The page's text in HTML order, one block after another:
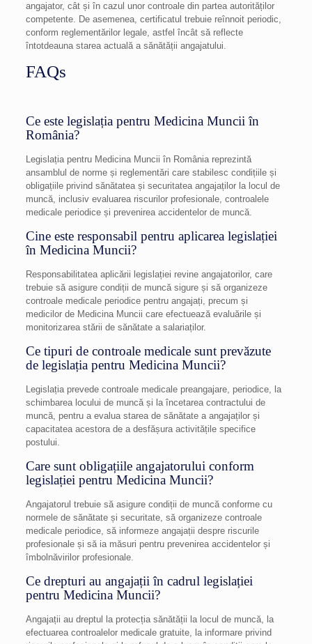
angajator, cât și în cazul unor controale din partea autorităților
competente. De asemenea, certificatul trebuie reînnoit periodic,
conform reglementărilor legale, astfel încât să reflecte
întotdeauna starea actuală a sănătății angajatului.
FAQs
Ce este legislația pentru Medicina Muncii în
România?
Legislația pentru Medicina Muncii în România reprezintă
ansamblul de norme și reglementări care stabilesc condițiile și
obligațiile privind sănătatea și securitatea angajaților la locul de
muncă, inclusiv evaluarea riscurilor profesionale, controalele
medicale periodice și prevenirea accidentelor de muncă.
Cine este responsabil pentru aplicarea legislației
în Medicina Muncii?
Responsabilitatea aplicării legislației revine angajatorilor, care
trebuie să asigure condiții de muncă sigure și să organizeze
controale medicale periodice pentru angajați, precum și
medicilor de Medicina Muncii care efectuează evaluările și
monitorizarea stării de sănătate a salariaților.
Ce tipuri de controale medicale sunt prevăzute
de legislația pentru Medicina Muncii?
Legislația prevede controale medicale preangajare, periodice, la
schimbarea locului de muncă și la încetarea contractului de
muncă, pentru a evalua starea de sănătate a angajaților și
capacitatea acestora de a desfășura activitățile specifice
postului.
Care sunt obligațiile angajatorului conform
legislației pentru Medicina Muncii?
Angajatorul trebuie să asigure condiții de muncă conforme cu
normele de sănătate și securitate, să organizeze controale
medicale periodice, să informeze angajații despre riscurile
profesionale și să ia măsuri pentru prevenirea accidentelor și
îmbolnăvirilor profesionale.
Ce drepturi au angajații în cadrul legislației
pentru Medicina Muncii?
Angajații au dreptul la protecția sănătății la locul de muncă, la
efectuarea controalelor medicale gratuite, la informare privind